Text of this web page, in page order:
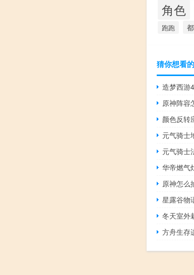
角色
跑跑
猜你想看
造梦西游
原神阵容
颜色反转
元气骑士
元气骑士
原神怎么
星露谷物
冬天室外
方舟生存